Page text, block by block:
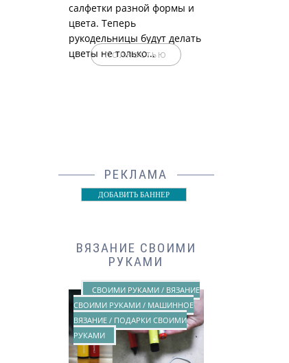
салфетки разной формы и
цвета. Теперь
рукодельницы будут делать
цветы не только...
ПОЛНОСТЬЮ
РЕКЛАМА
ДОБАВИТЬ БАННЕР
ВЯЗАНИЕ СВОИМИ
РУКАМИ
СВОИМИ РУКАМИ / ВЯЗАНИЕ
СВОИМИ РУКАМИ / МАШИННОЕ
ВЯЗАНИЕ / ПОДАРКИ СВОИМИ
РУКАМИ